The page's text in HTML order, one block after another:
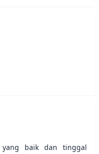
baik dan tinggal